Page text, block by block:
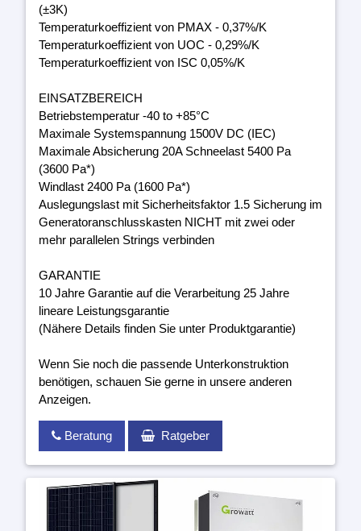
(±3K)
Temperaturkoeffizient von PMAX - 0,37%/K
Temperaturkoeffizient von UOC - 0,29%/K
Temperaturkoeffizient von ISC 0,05%/K
EINSATZBEREICH
Betriebstemperatur -40 to +85°C
Maximale Systemspannung 1500V DC (IEC)
Maximale Absicherung 20A Schneelast 5400 Pa
(3600 Pa*)
Windlast 2400 Pa (1600 Pa*)
Auslegungslast mit Sicherheitsfaktor 1.5 Sicherung im
Generatoranschlusskasten NICHT mit zwei oder
mehr parallelen Strings verbinden
GARANTIE
10 Jahre Garantie auf die Verarbeitung 25 Jahre
lineare Leistungsgarantie
(Nähere Details finden Sie unter Produktgarantie)
Wenn Sie noch die passende Unterkonstruktion
benötigen, schauen Sie gerne in unsere anderen
Anzeigen.
Beratung Ratgeber